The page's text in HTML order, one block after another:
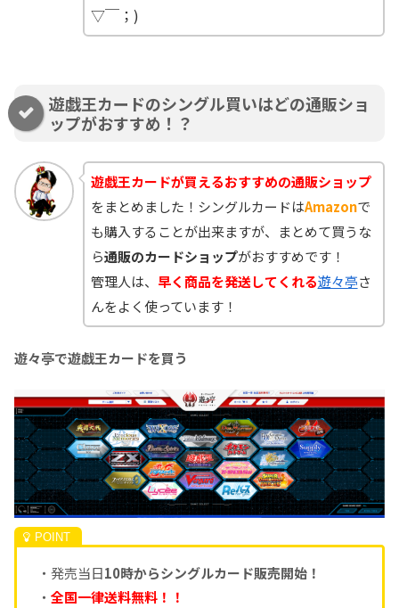
▽￣；)
遊戯王カードのシングル買いはどの通販ショ
ップがおすすめ！？
遊戯王カードが買えるおすすめの通販ショップ
をまとめました！シングルカードはAmazonで
も購入することが出来ますが、まとめて買うな
ら通販のカードショップがおすすめです！
管理人は、 早く商品を発送してくれる遊々亭さ
んをよく使っています！
遊々亭で遊戯王カードを買う
・発売当日10時からシングルカード販売開始！
・ 全国一律送料無料！！